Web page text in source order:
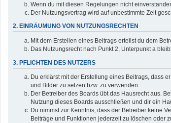
Wenn du mit diesen Regelungen nicht
Der Nutzungsvertrag wird auf unbestimmte Zeit
2. EINRÄUMUNG VON NUTZUNGSRECHTEN
Mit dem Erstellen eines Beitrags erteilst du dem
Das Nutzungsrecht nach Punkt 2, Unterpunkt a
3. PFLICHTEN DES NUTZERS
Du erklärst mit der Erstellung eines Beitrags, dass
und Bilder zu setzen bzw. zu verwenden.
Der Betreiber des Boards übt das Hausrecht aus.
Nutzung dieses Boards ausschließen und dir ein
Du nimmst zur Kenntnis, dass der Betreiber keine
Beiträge und Funktionen jederzeit zu löschen oder